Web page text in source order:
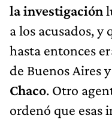
la investigación
a los acusados,
hasta entonces
de Buenos Aires
Chaco. Otro
ordenó que esas